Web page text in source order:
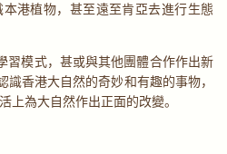
港植物，甚至遠至肯亞去進行生態
習模式，甚或與其他團體合作作出新
識香港大自然的奇妙和有趣的事物，
上為大自然作出正面的改變。